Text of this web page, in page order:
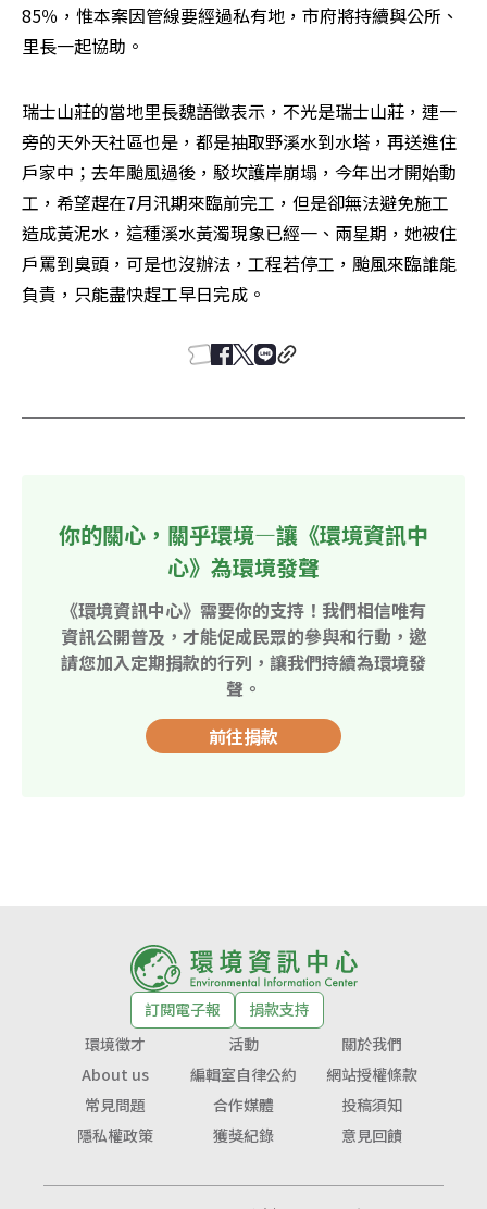
85％，惟本案因管線要經過私有地，市府將持續與公所、
里長一起協助。
瑞士山莊的當地里長魏語徵表示，不光是瑞士山莊，連一
旁的天外天社區也是，都是抽取野溪水到水塔，再送進住
戶家中；去年颱風過後，駁坎護岸崩塌，今年出才開始動
工，希望趕在7月汛期來臨前完工，但是卻無法避免施工
造成黃泥水，這種溪水黃濁現象已經一、兩星期，她被住
戶罵到臭頭，可是也沒辦法，工程若停工，颱風來臨誰能
負責，只能盡快趕工早日完成。
你的關心，關乎環境—讓《環境資訊中
心》為環境發聲
《環境資訊中心》需要你的支持！我們相信唯有
資訊公開普及，才能促成民眾的參與和行動，邀
請您加入定期捐款的行列，讓我們持續為環境發
聲。
前往捐款
訂閱電子報
捐款支持
環境徵才
活動
關於我們
About us
編輯室自律公約
網站授權條款
常見問題
合作媒體
投稿須知
隱私權政策
獲獎紀錄 意見回饋